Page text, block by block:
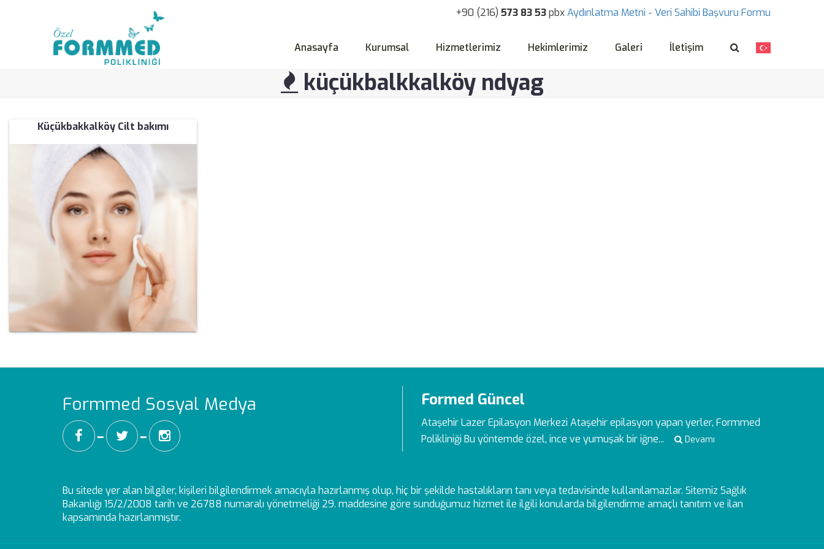
+90 (216) 573 83 53pbxAydınlatma Metni - Veri Sahibi Başvuru Formu
Anasayfa Kurumsal Hizmetlerimiz Hekimlerimiz Galeri İletişim
küçükbalkkalköy ndyag
Küçükbakkalköy Cilt bakımı
Formmed Sosyal Medya
━ ━
Formed Güncel
Ataşehir Lazer Epilasyon Merkezi Ataşehir epilasyon yapan yerler, Formmed
Polikliniği Bu yöntemde özel, ince ve yumuşak bir iğne...
Devamı
Bu sitede yer alan bilgiler, kişileri bilgilendirmek amacıyla hazırlanmış olup, hiç bir şekilde hastalıkların tanı veya tedavisinde kullanılamazlar. Sitemiz Sağlık
Bakanlığı 15/2/2008 tarih ve 26788 numaralı yönetmeliği 29. maddesine göre sunduğumuz hizmet ile ilgili konularda bilgilendirme amaçlı tanıtım ve ilan
kapsamında hazırlanmıştır.